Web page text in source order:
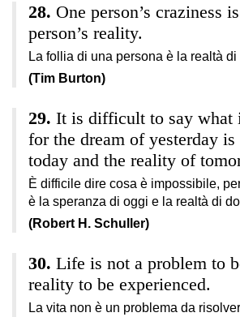
One person’s craziness
person’s reality.
La follia di una persona è la realtà di
(Tim Burton)
It is difficult to say what
for the dream of yesterday
today and the reality of
È difficile dire cosa è impossibile,
è la speranza di oggi e la realtà di
(Robert H. Schuller)
Life is not a problem to
reality to be experienced.
La vita non è un problema da